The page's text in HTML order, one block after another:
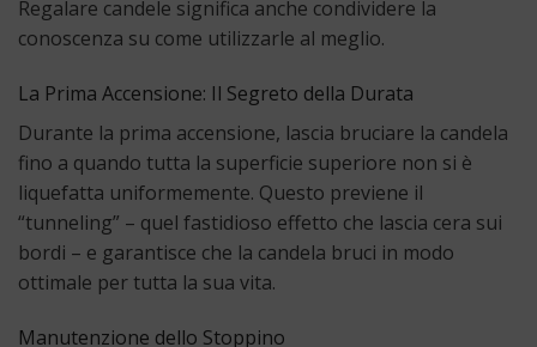
Regalare candele significa anche condividere la
conoscenza su come utilizzarle al meglio.
La Prima Accensione: Il Segreto della Durata
Durante la prima accensione, lascia bruciare la candela
fino a quando tutta la superficie superiore non si è
liquefatta uniformemente. Questo previene il
“tunneling” – quel fastidioso effetto che lascia cera sui
bordi – e garantisce che la candela bruci in modo
ottimale per tutta la sua vita.
Manutenzione dello Stoppino